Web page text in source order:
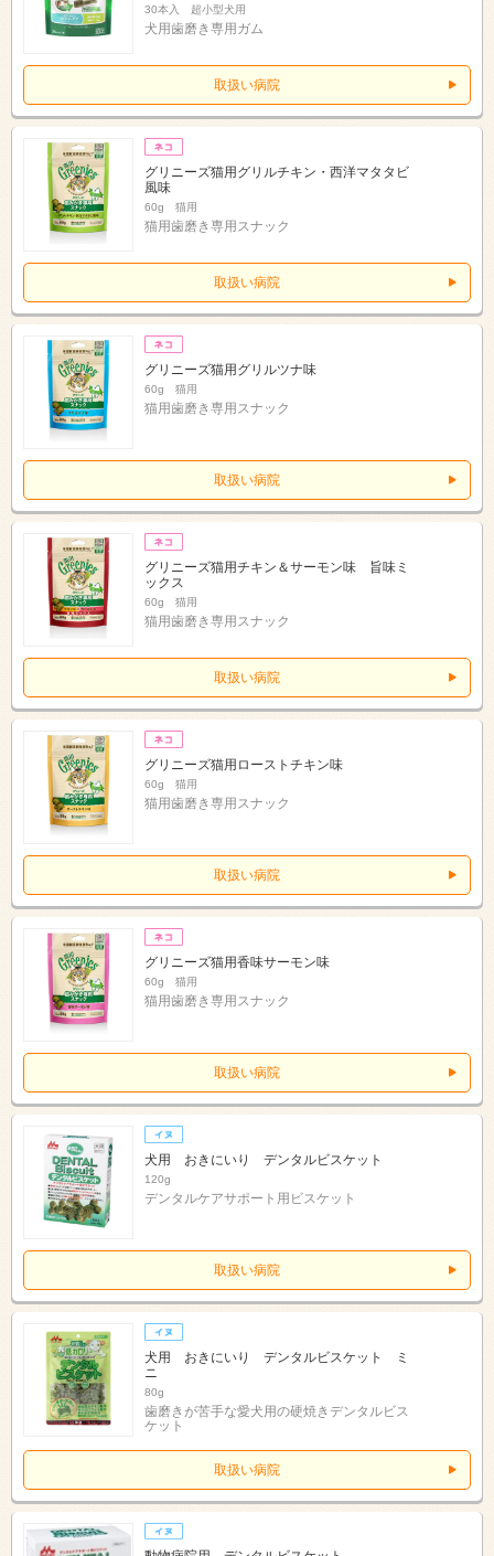
30本入 超小型犬用
犬用歯磨き専用ガム
取扱い病院
グリニーズ猫用グリルチキン・西洋マタタビ
風味
60g 猫用
猫用歯磨き専用スナック
取扱い病院
グリニーズ猫用グリルツナ味
60g 猫用
猫用歯磨き専用スナック
取扱い病院
グリニーズ猫用チキン＆サーモン味 旨味ミ
ックス
60g 猫用
猫用歯磨き専用スナック
取扱い病院
グリニーズ猫用ローストチキン味
60g 猫用
猫用歯磨き専用スナック
取扱い病院
グリニーズ猫用香味サーモン味
60g 猫用
猫用歯磨き専用スナック
取扱い病院
犬用 おきにいり デンタルビスケット
120g
デンタルケアサポート用ビスケット
取扱い病院
犬用 おきにいり デンタルビスケット ミ
ニ
80g
歯磨きが苦手な愛犬用の硬焼きデンタルビス
ケット
取扱い病院